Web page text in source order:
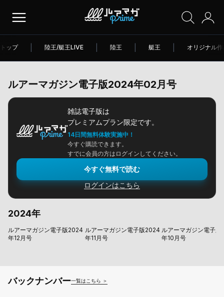
トップ 陸王/艇王LIVE 陸王 艇王 オリジナル
ルアーマガジン電子版2024年02月号
雑誌電子版は
プレミアムプラン限定です。
14日間無料体験実施中！
今すぐ購読できます。
すでに会員の方はログインしてください。
今すぐ無料で読む
ログインはこちら
2024年
ルアーマガジン電子版2024
年12月号
ルアーマガジン電子版2024
年11月号
ルアーマガジン電子
年10月号
バックナンバー一覧はこちら ＞